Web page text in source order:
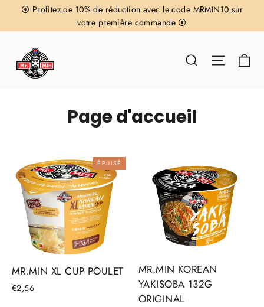
Passer⦿ Profitez de 10% de réduction avec le code MRMIN10 sur
votre première commande ⦿
Rechercher
Page d'accueil
ÉPUISÉ
MR.MIN XL CUP POULET
€2,56
MR.MIN KOREAN
YAKISOBA 132G
ORIGINAL